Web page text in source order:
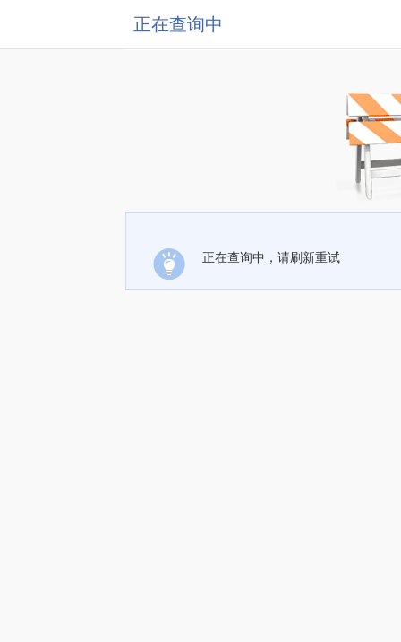
正在查询中
正在查询中，请刷新重试